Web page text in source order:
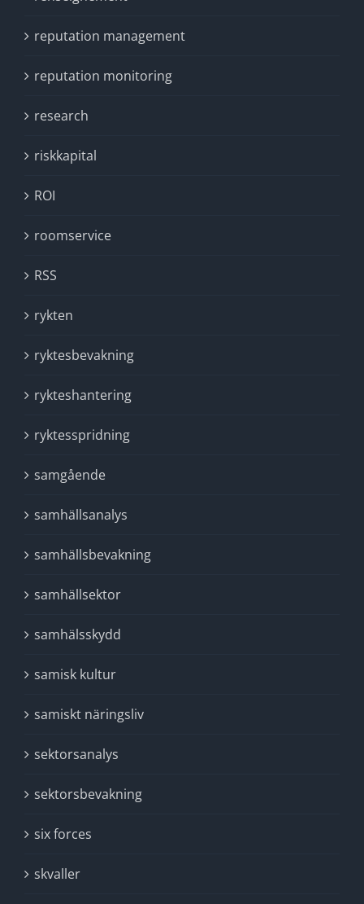
reputation management
reputation monitoring
research
riskkapital
ROI
roomservice
RSS
rykten
ryktesbevakning
rykteshantering
ryktesspridning
samgående
samhällsanalys
samhällsbevakning
samhällsektor
samhälsskydd
samisk kultur
samiskt näringsliv
sektorsanalys
sektorsbevakning
six forces
skvaller